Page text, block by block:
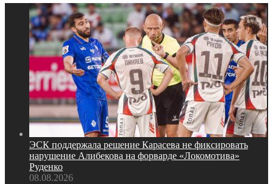
ЭСК поддержала решение Карасева не фиксировать
нарушение Алибекова на форварде «Локомотива»
Руденко
08.08.2026